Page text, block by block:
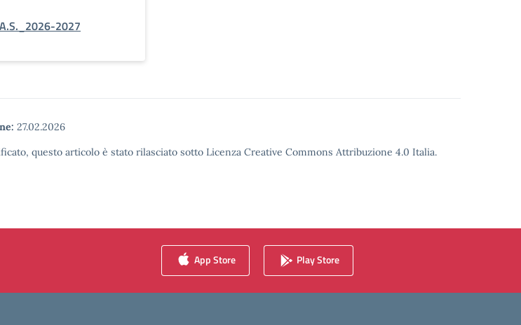
2027
27.02.2026
questo articolo è stato rilasciato sotto Licenza Creative Commons Attribuzione 4.0 Italia.
App Store Play Store